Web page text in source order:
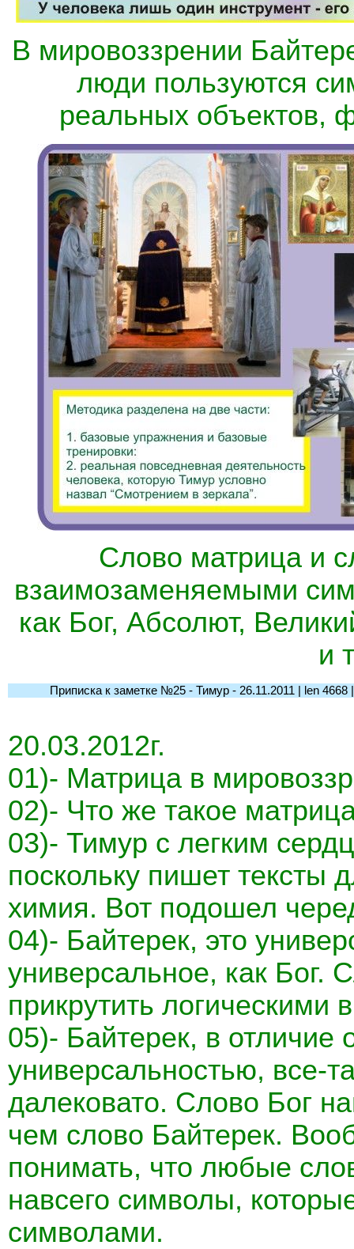
В мировоззрении
люди пользуются
реальных объектов,
Слово матрица и
взаимозаменяемыми
как Бог, Абсолют,
и
Приписка к заметке №25 - Тимур - 26.11.2011 | len 4668
20.03.2012г.
01)- Матрица в
02)- Что же такое
03)- Тимур с легким
поскольку пишет тексты
химия. Вот подошел
04)- Байтерек, это
универсальное, как Бог.
прикрутить логическими
05)- Байтерек, в отличие
универсальностью, все-
далековато. Слово Бог
чем слово Байтерек.
понимать, что любые
навсего символы,
символами.